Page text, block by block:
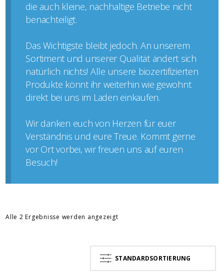
die auch kleine, nachhaltige Betriebe nicht
benachteiligt.
Das Wichtigste bleibt jedoch. An unserem
Sortiment und unserer Qualität ändert sich
natürlich nichts! Alle unsere biozertifizierten
Produkte könnt ihr weiterhin wie gewohnt
direkt bei uns im Laden einkaufen.
Wir danken euch von Herzen für euer
Verständnis und eure Treue. Kommt gerne
vor Ort vorbei, wir freuen uns auf euren
Besuch!
Alle 2 Ergebnisse werden angezeigt
STANDARDSORTIERUNG